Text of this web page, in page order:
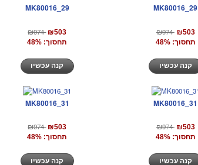
MK80016_29
₪974 ₪503
תחסוך: 48%
MK80016_29
₪974 ₪503
תחסוך: 48%
קנה עכשיו
MK80016_31
₪974 ₪503
תחסוך: 48%
MK80016_31
₪974 ₪503
תחסוך: 48%
קנה עכשיו